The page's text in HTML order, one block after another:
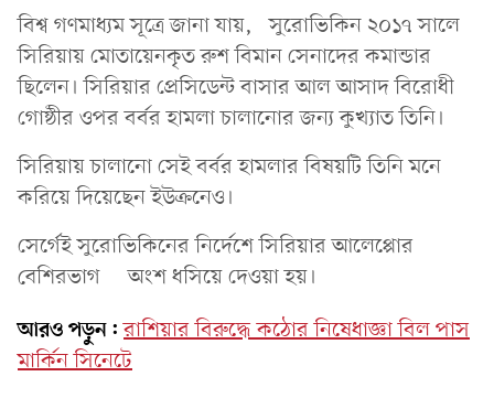
বিশ্ব গণমাধ্যম সূত্রে জানা যায়, সুরোভিকিন ২০১৭ সালে
সিরিয়ায় মোতায়েনকৃত রুশ বিমান সেনাদের কমান্ডার
ছিলেন। সিরিয়ার প্রেসিডেন্ট বাসার আল আসাদ বিরোধী
গোষ্ঠীর ওপর বর্বর হামলা চালানোর জন্য কুখ্যাত তিনি।
সিরিয়ায় চালানো সেই বর্বর হামলার বিষয়টি তিনি মনে
করিয়ে দিয়েছেন ইউক্রনেও।
সের্গেই সুরোভিকিনের নির্দেশে সিরিয়ার আলেপ্পোর
বেশিরভাগ অংশ ধসিয়ে দেওয়া হয়।
আরও পড়ুন: রাশিয়ার বিরুদ্ধে কঠোর নিষেধাজ্ঞা বিল পাস
মার্কিন সিনেটে